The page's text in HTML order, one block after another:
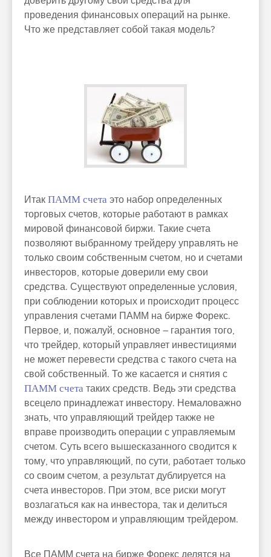
проведения финансовых операций на рынке.
Что же представляет собой такая модель?
Итак ПАММ счета это набор определенных
торговых счетов, которые работают в рамках
мировой финансовой биржи. Такие счета
позволяют выбранному трейдеру управлять не
только своим собственным счетом, но и счетами
инвесторов, которые доверили ему свои
средства. Существуют определенные условия,
при соблюдении которых и происходит процесс
управления счетами ПАММ на бирже Форекс.
Первое, и, пожалуй, основное – гарантия того,
что трейдер, который управляет инвестициями
не может перевести средства с такого счета на
свой собственный. То же касается и снятия с
ПАММ счета таких средств. Ведь эти средства
всецело принадлежат инвестору. Немаловажно
знать, что управляющий трейдер также не
вправе производить операции с управляемым
счетом. Суть всего вышесказанного сводится к
тому, что управляющий, по сути, работает только
со своим счетом, а результат дублируется на
счета инвесторов. При этом, все риски могут
возлагаться как на инвестора, так и делиться
между инвестором и управляющим трейдером.
Все ПАММ счета на бирже Форекс делятся на